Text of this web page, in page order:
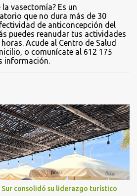
vasectomía? Es un
que no dura más de 30
de anticoncepción del
puedes reanudar tus actividades
Acude al Centro de Salud
o comunícate al 612 175
información.
Sur consolidó su liderazgo turístico